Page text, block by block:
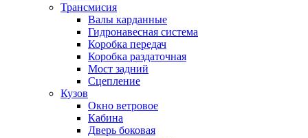
Трансмисия
Валы карданные
Гидронавесная система
Коробка передач
Коробка раздаточная
Мост задний
Сцепление
Кузов
Окно ветровое
Кабина
Дверь боковая